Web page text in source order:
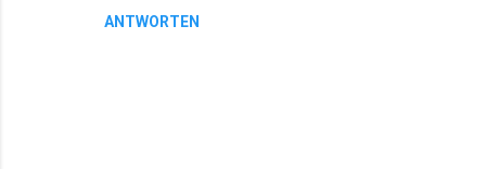
ANTWORTEN